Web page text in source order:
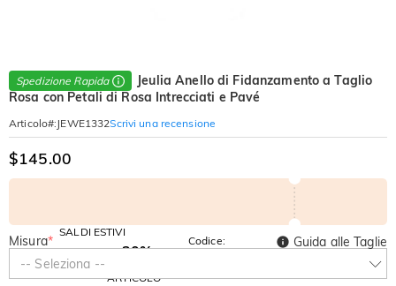
Spedizione Rapida
Jeulia Anello di Fidanzamento a Taglio
Rosa con Petali di Rosa Intrecciati e Pavé
Articolo#: JEWE1332Scrivi una recensione
$145.00
SALDI ESTIVI
-10%
SU TUTTO
-30%
ARTICOLO
Codice:
SUMMER
Misura*
-- Seleziona --
Guida alle Taglie